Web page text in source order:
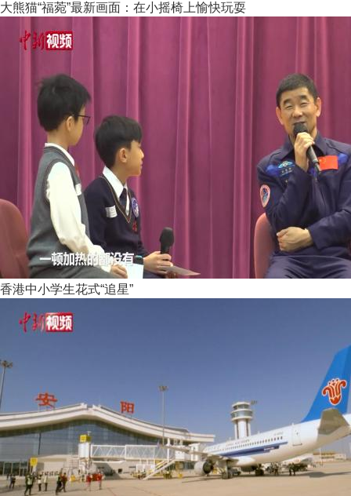
大熊猫“福菀”最新画面：在小摇椅上愉快玩耍
香港中小学生花式“追星”